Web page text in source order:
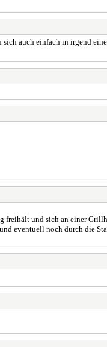
auch einfach in irgend
freihält und sich an einer
eventuell noch durch die